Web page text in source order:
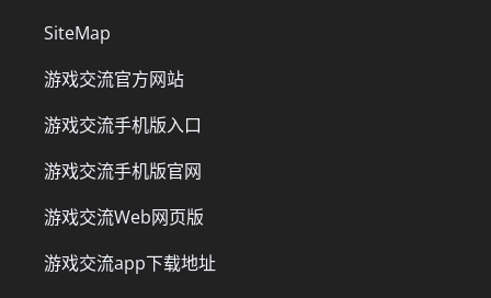
SiteMap
游戏交流官方网站
游戏交流手机版入口
游戏交流手机版官网
游戏交流Web网页版
游戏交流app下载地址